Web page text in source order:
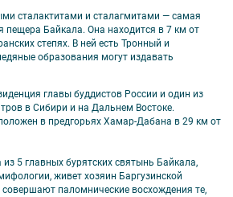
сталактитами и сталагмитами — самая
пещера Байкала. Она находится в 7 км от
степях. В ней есть Тронный и
образования могут издавать
главы буддистов России и один из
в Сибири и на Дальнем Востоке.
в предгорьях Хамар-Дабана в 29 км от
5 главных бурятских святынь Байкала,
живет хозяин Баргузинской
паломнические восхождения те,